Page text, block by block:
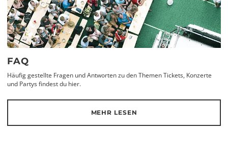
FAQ
Häufig gestellte Fragen und Antworten zu den Themen Tickets, Konzerte
und Partys findest du hier.
MEHR LESEN